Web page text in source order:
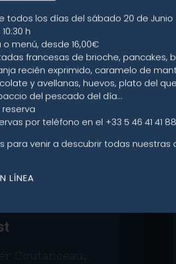
todos los días del sábado 20 de Junio
h
menú, desde 16,00€
francesas de brioche, pancakes,
recién exprimido, caramelo de
y avellanas, huevos, plato del
del pescado del día…
reserva
por teléfono en el +33 5 46 41 41
para venir a descubrir todas nuestras
LÍNEA
Rochelle
tres estrellas Michelin
frente a la crisis de la
acepta todos estos
estrellas Michelin como
ULO
Coutanceau,